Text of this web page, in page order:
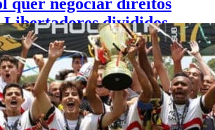
Libertadores divididos